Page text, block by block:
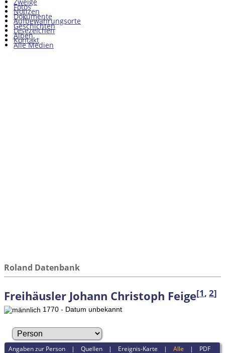
Fotos
Dokumente
Geschichten
Alben
Alle Medien
Notizen
Aufbewahrungsorte
Lesezeichen
Kontakt
Roland Datenbank
Freihäusler Johann Christoph Feige[1, 2]
1770 - Datum unbekannt
Angaben zur Person |Quellen | Ereignis-Karte |Alle | PDF